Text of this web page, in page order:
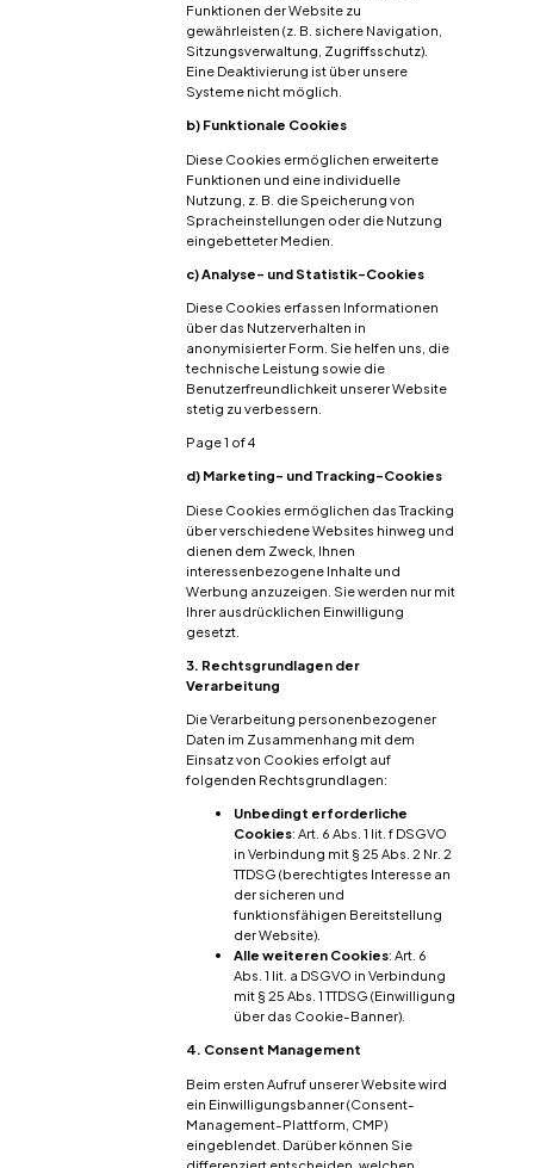
Funktionen der Website zu
gewährleisten (z. B. sichere Navigation,
Sitzungsverwaltung, Zugriffsschutz).
Eine Deaktivierung ist über unsere
Systeme nicht möglich.
b) Funktionale Cookies
Diese Cookies ermöglichen erweiterte
Funktionen und eine individuelle
Nutzung, z. B. die Speicherung von
Spracheinstellungen oder die Nutzung
eingebetteter Medien.
c) Analyse- und Statistik-Cookies
Diese Cookies erfassen Informationen
über das Nutzerverhalten in
anonymisierter Form. Sie helfen uns, die
technische Leistung sowie die
Benutzerfreundlichkeit unserer Website
stetig zu verbessern.
Page 1 of 4
d) Marketing- und Tracking-Cookies
Diese Cookies ermöglichen das Tracking
über verschiedene Websites hinweg und
dienen dem Zweck, Ihnen
interessenbezogene Inhalte und
Werbung anzuzeigen. Sie werden nur mit
Ihrer ausdrücklichen Einwilligung
gesetzt.
3. Rechtsgrundlagen der
Verarbeitung
Die Verarbeitung personenbezogener
Daten im Zusammenhang mit dem
Einsatz von Cookies erfolgt auf
folgenden Rechtsgrundlagen:
Unbedingt erforderliche
Cookies: Art. 6 Abs. 1 lit. f DSGVO
in Verbindung mit § 25 Abs. 2 Nr. 2
TTDSG (berechtigtes Interesse an
der sicheren und
funktionsfähigen Bereitstellung
der Website).
Alle weiteren Cookies: Art. 6
Abs. 1 lit. a DSGVO in Verbindung
mit § 25 Abs. 1 TTDSG (Einwilligung
über das Cookie-Banner).
4. Consent Management
Beim ersten Aufruf unserer Website wird
ein Einwilligungsbanner (Consent-
Management-Plattform, CMP)
eingeblendet. Darüber können Sie
differenziert entscheiden, welchen